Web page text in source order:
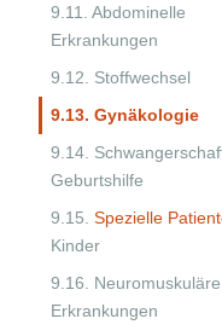
9.11. Abdominelle
Erkrankungen
9.12. Stoffwechsel
9.13. Gynäkologie
9.14.
Geburtshilfe
9.15.Spezielle
Kinder
9.16. Neuromuskuläre
Erkrankungen